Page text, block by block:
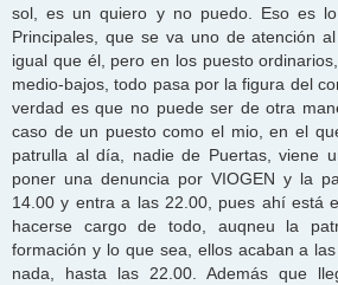
sol, es un quiero y no puedo. Eso es
Principales, que se va uno de atención
igual que él, pero en los puesto
medio-bajos, todo pasa por la figura del
verdad es que no puede ser de otra
caso de un puesto como el mio, en el
patrulla al día, nadie de Puertas, viene
poner una denuncia por VIOGEN y la
14.00 y entra a las 22.00, pues ahí está
hacerse cargo de todo, auqneu la
formación y lo que sea, ellos acaban a
nada, hasta las 22.00. Además que